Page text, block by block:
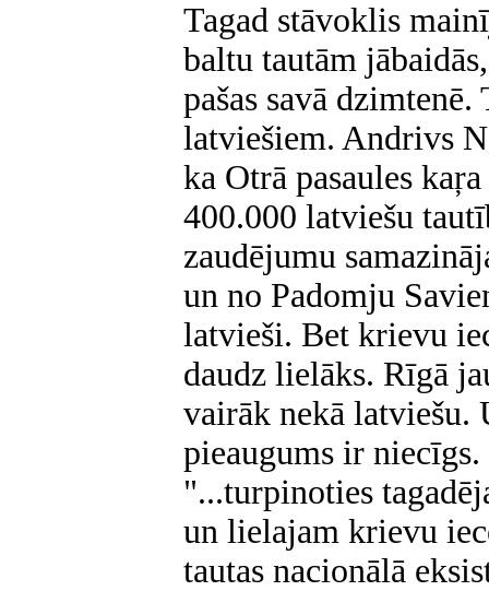
Tagad stāvoklis
baltu tautām
pašas savā dzimtenē.
latviešiem. Andrivs
ka Otrā pasaules
400.000 latviešu
zaudējumu
un no Padomju
latvieši. Bet krievu
daudz lielāks. Rīgā
vairāk nekā latviešu.
pieaugums ir
"...turpinoties
un lielajam krievu
tautas nacionālā